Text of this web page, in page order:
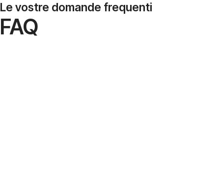
Le vostre domande frequenti
FAQ